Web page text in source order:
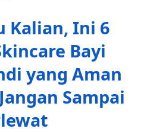
Kalian, Ini 6
Bayi
yang Aman
Sampai